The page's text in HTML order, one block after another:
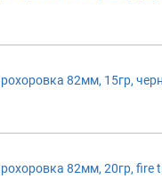
82мм, 15гр,
82мм, 20гр, fire